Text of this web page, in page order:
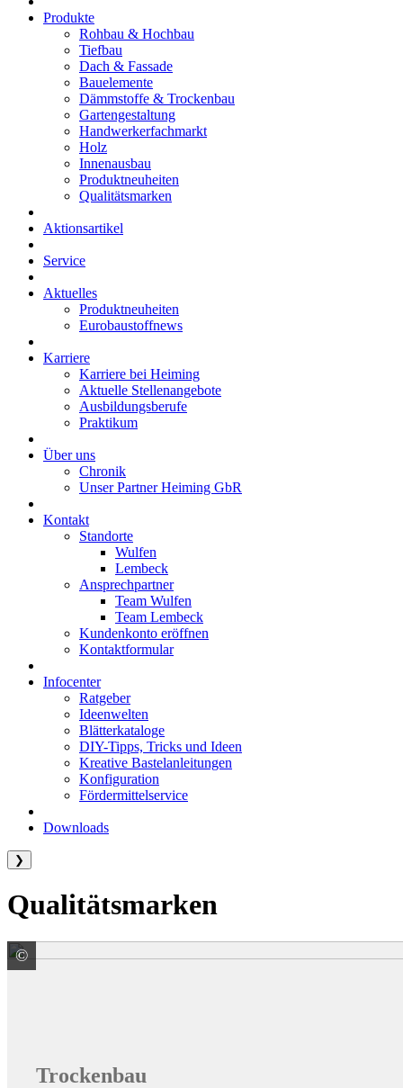
Produkte
Rohbau & Hochbau
Tiefbau
Dach & Fassade
Bauelemente
Dämmstoffe & Trockenbau
Gartengestaltung
Handwerkerfachmarkt
Holz
Innenausbau
Produktneuheiten
Qualitätsmarken
Aktionsartikel
Service
Aktuelles
Produktneuheiten
Eurobaustoffnews
Karriere
Karriere bei Heiming
Aktuelle Stellenangebote
Ausbildungsberufe
Praktikum
Über uns
Chronik
Unser Partner Heiming GbR
Kontakt
Standorte
Wulfen
Lembeck
Ansprechpartner
Team Wulfen
Team Lembeck
Kundenkonto eröffnen
Kontaktformular
Infocenter
Ratgeber
Ideenwelten
Blätterkataloge
DIY-Tipps, Tricks und Ideen
Kreative Bastelanleitungen
Konfiguration
Fördermittelservice
Downloads
❯
Qualitätsmarken
© Knauf Gips KG
Trockenbau